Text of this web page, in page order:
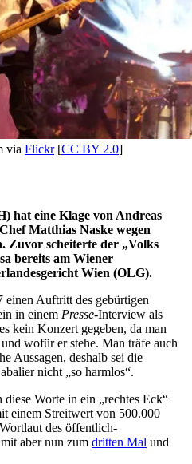
via Flickr[CC BY 2.0]
hat eine Klage von Andreas
Matthias Naske wegen
Zuvor scheiterte der „Volks
bereits am Wiener
Wien (OLG).
einen Auftritt des gebürtigen
in einem Presse-Interview als
kein Konzert gegeben, da man
wofür er stehe. Man träfe auch
Aussagen, deshalb sei die
nicht „so harmlos“.
Worte in ein „rechtes Eck“
einem Streitwert von 500.000
des öffentlich-
aber nun zum dritten Mal und